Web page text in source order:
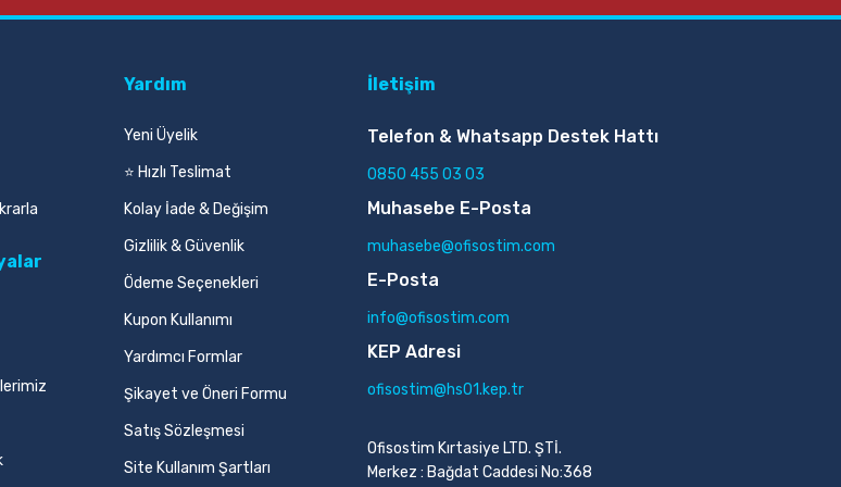
Yardım
Yeni Üyelik
⭐ Hızlı Teslimat
Kolay İade & Değişim
Gizlilik & Güvenlik
Ödeme Seçenekleri
Kupon Kullanımı
Yardımcı Formlar
Şikayet ve Öneri Formu
Satış Sözleşmesi
Site Kullanım Şartları
İletişim
Telefon & Whatsapp Destek Hattı
0850 455 03 03
Muhasebe E-Posta
muhasebe@ofisostim.com
E-Posta
info@ofisostim.com
KEP Adresi
ofisostim@hs01.kep.tr
Ofisostim Kırtasiye LTD. ŞTİ.
Merkez : Bağdat Caddesi No:368